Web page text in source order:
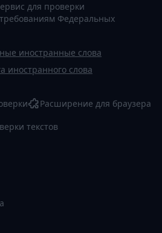
для проверки
требованиям Федеральных
иностранные слова
иностранного слова
Расширение для браузера
текстов